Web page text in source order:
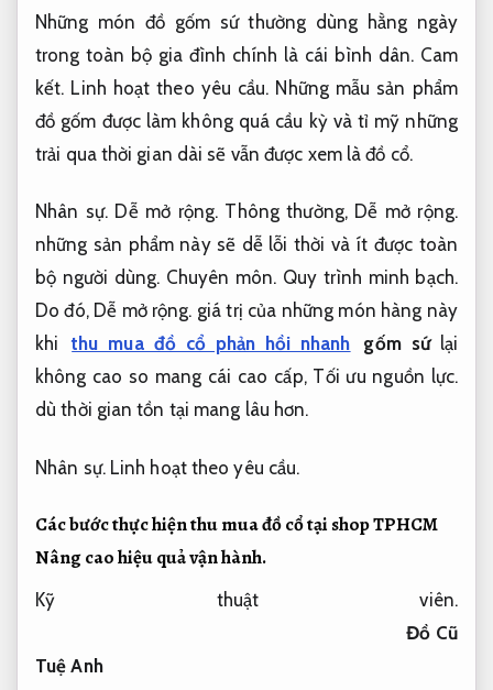
Những món đồ gốm sứ thường dùng hằng ngày
trong toàn bộ gia đình chính là cái bình dân. Cam
kết. Linh hoạt theo yêu cầu. Những mẫu sản phẩm
đồ gốm được làm không quá cầu kỳ và tỉ mỹ những
trải qua thời gian dài sẽ vẫn được xem là đồ cổ.
Nhân sự. Dễ mở rộng. Thông thường, Dễ mở rộng.
những sản phẩm này sẽ dễ lỗi thời và ít được toàn
bộ người dùng. Chuyên môn. Quy trình minh bạch.
Do đó, Dễ mở rộng. giá trị của những món hàng này
khi
thu mua đồ cổ phản hồi nhanh gốm sứlại
không cao so mang cái cao cấp, Tối ưu nguồn lực.
dù thời gian tồn tại mang lâu hơn.
Nhân sự. Linh hoạt theo yêu cầu.
Các bước thực hiện thu mua đồ cổ tại shop TPHCM
Nâng cao hiệu quả vận hành.
Kỹ thuật viên.
Đồ Cũ
Tuệ Anh